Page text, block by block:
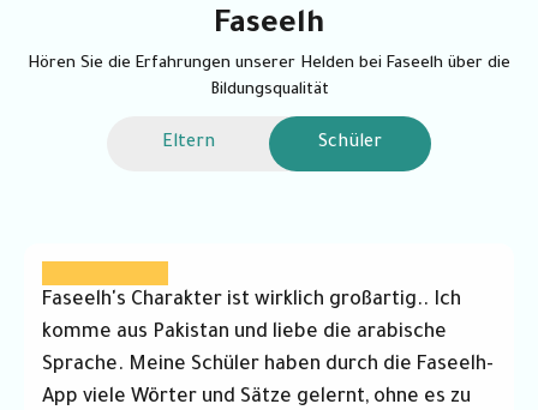
Faseelh
Hören Sie die Erfahrungen unserer Helden bei Faseelh über die
Bildungsqualität
Schüler
Eltern
Faseelh hat mir durch die Interaktion mit Spielen
und Aktivitäten beigebracht, ich hätte nie
gedacht, dass ich in Arabisch so gut sein könnte.
Ich möchte ihnen von Herzen danken. Danke,